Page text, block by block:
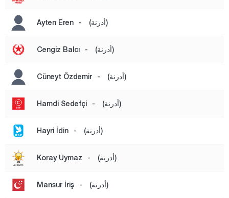
سولوغلو
ينيموهاجر
إيرزينجان
أرضروم
إيسكي شهير
غازي عنتاب
غيراسون
Ayten Eren - (أدرنة)
Cengiz Balcı - (أدرنة)
Cüneyt Özdemir - (أدرنة)
Hamdi Sedefçi - (أدرنة)
Hayri İdin - (أدرنة)
Koray Uymaz - (أدرنة)
Mansur İriş - (أدرنة)